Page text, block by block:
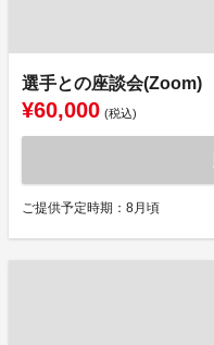
選手との座談会(Zoom)
¥60,000 (税込)
ご提供予定時期：8月頃